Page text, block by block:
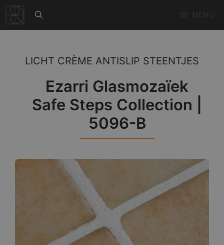
naar
de
LICHT CRÈME ANTISLIP STEENTJES
Ezarri Glasmozaïek
Safe Steps Collection |
5096-B